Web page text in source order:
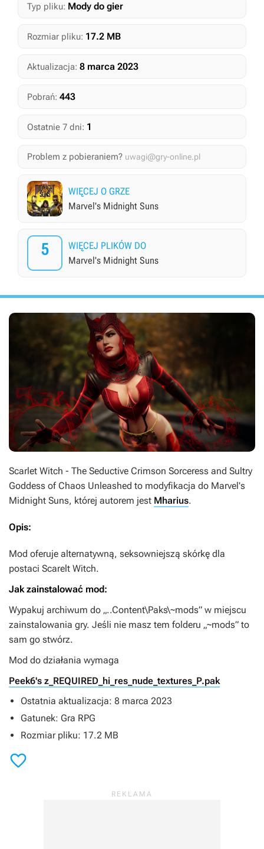
Typ pliku: Mody do gier
Rozmiar pliku: 17.2 MB
Aktualizacja: 8 marca 2023
Pobrań: 443
Ostatnie 7 dni: 1
Problem z pobieraniem? uwagi@gry-online.pl
WIĘCEJ O GRZE
Marvel's Midnight Suns
5
WIĘCEJ PLIKÓW DO
Marvel's Midnight Suns
Scarlet Witch - The Seductive Crimson Sorceress and Sultry
Goddess of Chaos Unleashed to modyfikacja do Marvel's
Midnight Suns, której autorem jest Mharius.
Opis:
Mod oferuje alternatywną, seksowniejszą skórkę dla
postaci Scarelt Witch.
Jak zainstalować mod:
Wypakuj archiwum do „..Content\Paks\~mods” w miejscu
zainstalowania gry. Jeśli nie masz tem folderu „~mods” to
sam go stwórz.
Mod do działania wymaga
Peek6's z_REQUIRED_hi_res_nude_textures_P.pak
Ostatnia aktualizacja: 8 marca 2023
Gatunek: Gra RPG
Rozmiar pliku: 17.2 MB
